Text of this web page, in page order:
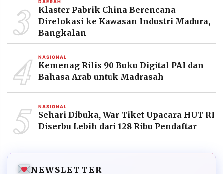
3 DAERAH
Klaster Pabrik China Berencana
Direlokasi ke Kawasan Industri Madura,
Bangkalan
4 NASIONAL
Kemenag Rilis 90 Buku Digital PAI dan
Bahasa Arab untuk Madrasah
5 NASIONAL
Sehari Dibuka, War Tiket Upacara HUT RI
Diserbu Lebih dari 128 Ribu Pendaftar
NEWSLETTER